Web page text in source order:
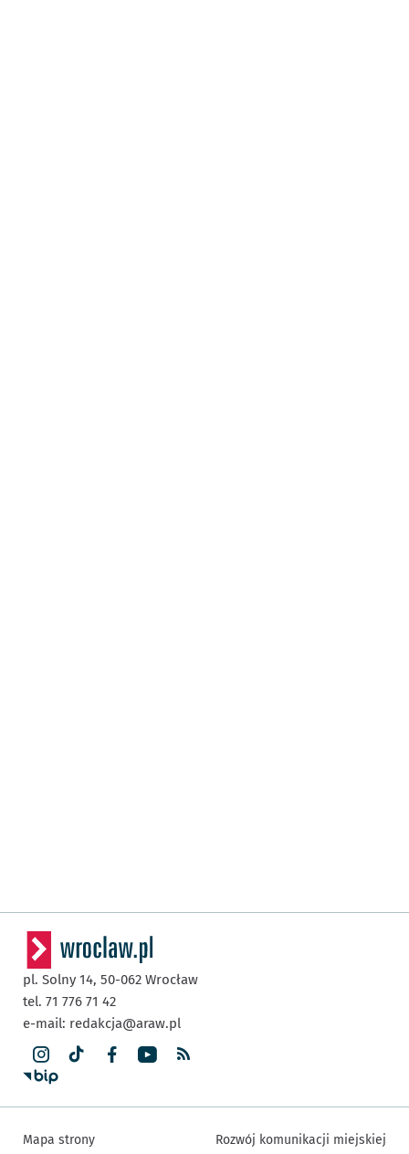
pl. Solny 14, 50-062 Wrocław
tel. 71 776 71 42
e-mail: redakcja@araw.pl
Mapa strony Rozwój komunikacji miejskiej